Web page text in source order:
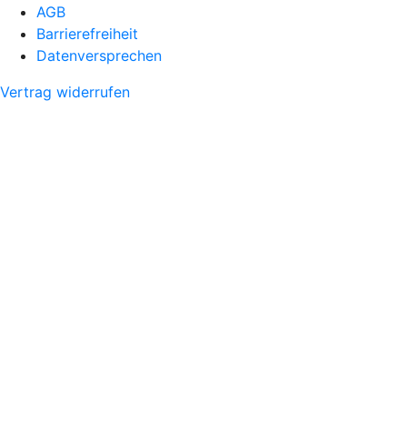
AGB
Barrierefreiheit
Datenversprechen
Vertrag widerrufen